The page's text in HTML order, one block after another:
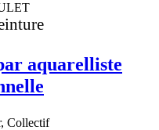
aquarelliste
Collectif